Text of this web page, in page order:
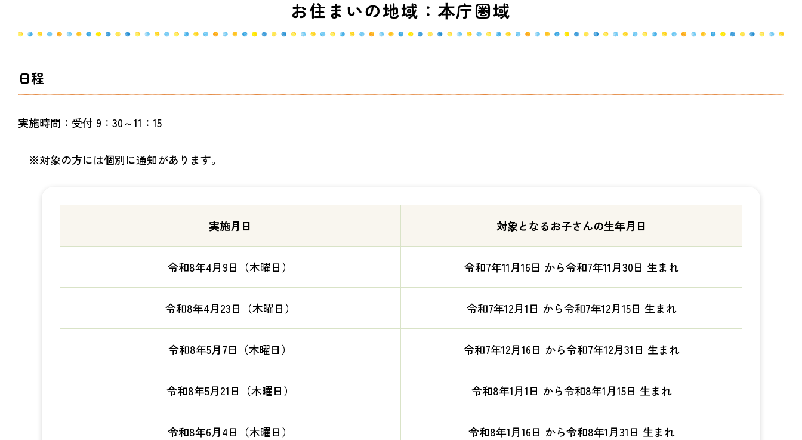
お住まいの地域：本庁圏域
日程
実施時間：受付 9：30～11：15
※対象の方には個別に通知があります。
実施月日 対象となるお子さんの生年月日
令和8年4月9日（木曜日） 令和7年11月16日 から令和7年11月30日 生まれ
令和8年4月23日（木曜日） 令和7年12月1日 から令和7年12月15日 生まれ
令和8年5月7日（木曜日） 令和7年12月16日 から令和7年12月31日 生まれ
令和8年5月21日（木曜日） 令和8年1月1日 から令和8年1月15日 生まれ
令和8年6月4日（木曜日） 令和8年1月16日 から令和8年1月31日 生まれ